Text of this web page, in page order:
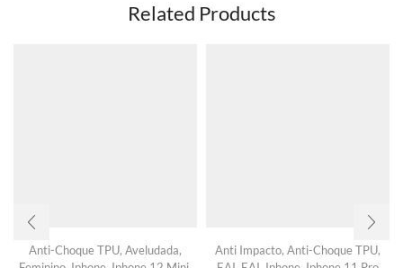
Related Products
Anti-Choque TPU, Aveludada,
Anti Impacto, Anti-Choque TPU,